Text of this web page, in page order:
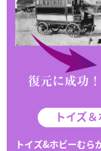
トイズ
トイズ&ホビーむら